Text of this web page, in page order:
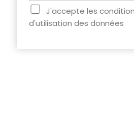
J'accepte les
d'utilisation des données